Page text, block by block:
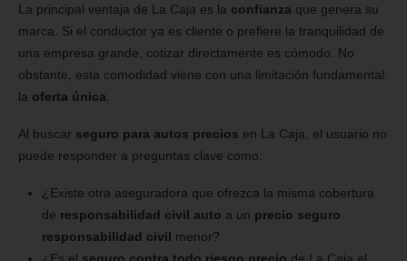
La principal ventaja de La Caja es la confianza que genera su
marca. Si el conductor ya es cliente o prefiere la tranquilidad de
una empresa grande, cotizar directamente es cómodo. No
obstante, esta comodidad viene con una limitación fundamental:
la oferta única
Al buscar seguro para autos precios en La Caja, el usuario no
puede responder a preguntas clave como:
¿Existe otra aseguradora que ofrezca la misma cobertura
de responsabilidad civil auto a un precio seguro
responsabilidad civil menor?